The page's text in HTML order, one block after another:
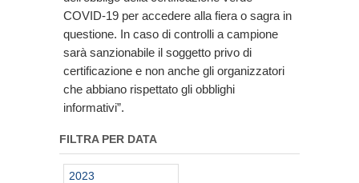
COVID-19 per accedere alla fiera o sagra in
questione. In caso di controlli a campione
sarà sanzionabile il soggetto privo di
certificazione e non anche gli organizzatori
che abbiano rispettato gli obblighi
informativi”.
FILTRA PER DATA
2023